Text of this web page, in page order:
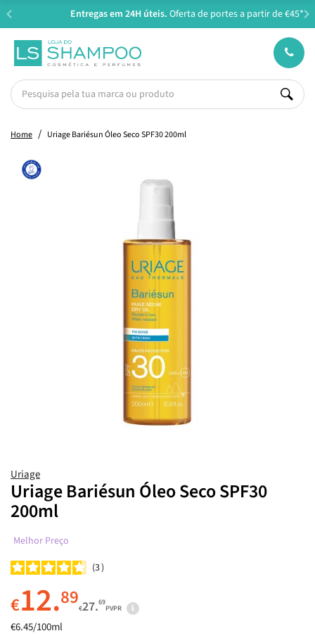
Entregas em 24H úteis.Oferta de portes a partir de €45*
Home Uriage Bariésun Óleo Seco SPF30 200ml
Uriage
Uriage Bariésun Óleo Seco SPF30
200ml
Melhor Preço
3
€12.89€27.69
PVPR
€6.45/100ml